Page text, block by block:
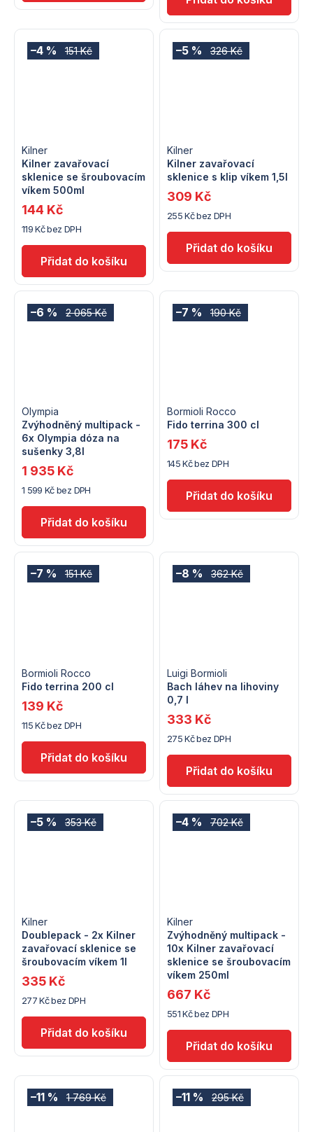
151 Kč
–4 %
Kilner zavařovací
sklenice se šroubovacím
víkem 500ml
Kilner
119 Kč bez DPH
144 Kč
326 Kč
–5 %
Kilner zavařovací
sklenice s klip víkem 1,5l
Kilner
255 Kč bez DPH
309 Kč
2 065 Kč
–6 %
Zvýhodněný multipack -
6x Olympia dóza na
sušenky 3,8l
Olympia
1 599 Kč bez DPH
1 935 Kč
190 Kč
–7 %
Fido terrina 300 cl
Bormioli Rocco
145 Kč bez DPH
175 Kč
151 Kč
–7 %
Fido terrina 200 cl
Bormioli Rocco
115 Kč bez DPH
139 Kč
362 Kč
–8 %
Bach láhev na lihoviny
0,7 l
Luigi Bormioli
275 Kč bez DPH
333 Kč
353 Kč
–5 %
Doublepack - 2x Kilner
zavařovací sklenice se
šroubovacím víkem 1l
Kilner
277 Kč bez DPH
335 Kč
702 Kč
–4 %
Zvýhodněný multipack -
10x Kilner zavařovací
sklenice se šroubovacím
víkem 250ml
Kilner
551 Kč bez DPH
667 Kč
1 769 Kč
–11 % 295 Kč
–11 %